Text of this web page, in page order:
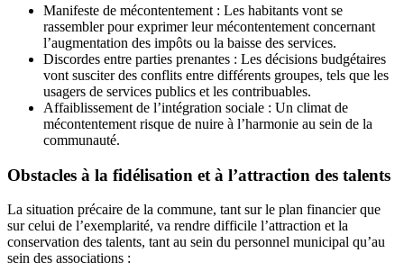
Manifeste de mécontentement : Les habitants vont se
rassembler pour exprimer leur mécontentement concernant
l’augmentation des impôts ou la baisse des services.
Discordes entre parties prenantes : Les décisions budgétaires
vont susciter des conflits entre différents groupes, tels que les
usagers de services publics et les contribuables.
Affaiblissement de l’intégration sociale : Un climat de
mécontentement risque de nuire à l’harmonie au sein de la
communauté.
Obstacles à la fidélisation et à l’attraction des talents
La situation précaire de la commune, tant sur le plan financier que
sur celui de l’exemplarité, va rendre difficile l’attraction et la
conservation des talents, tant au sein du personnel municipal qu’au
sein des associations :